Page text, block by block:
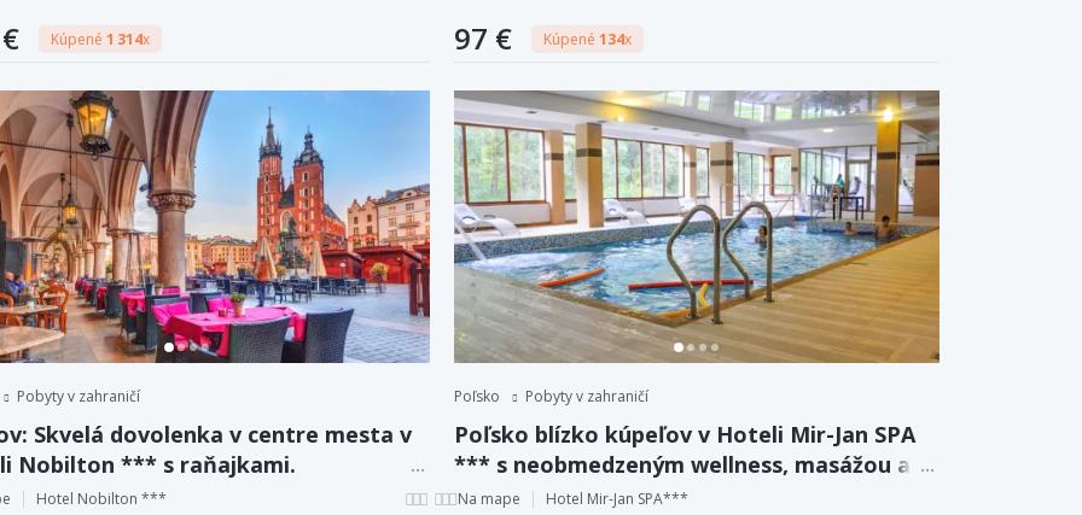
Kúpené 1 314x 97 € Kúpené 134x
Pobyty v zahraničí
Skvelá dovolenka v centre mesta v
Nobilton *** s raňajkami.
Hotel Nobilton ***
Poľsko Pobyty v zahraničí
Poľsko blízko kúpeľov v Hoteli Mir-Jan SPA
*** s neobmedzeným wellness, masážou a
polpenziou.
Na mape Hotel Mir-Jan SPA***